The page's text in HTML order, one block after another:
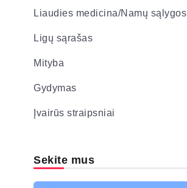
Liaudies medicina/Namų sąlygos
Ligų sąrašas
Mityba
Gydymas
Įvairūs straipsniai
Sekite mus